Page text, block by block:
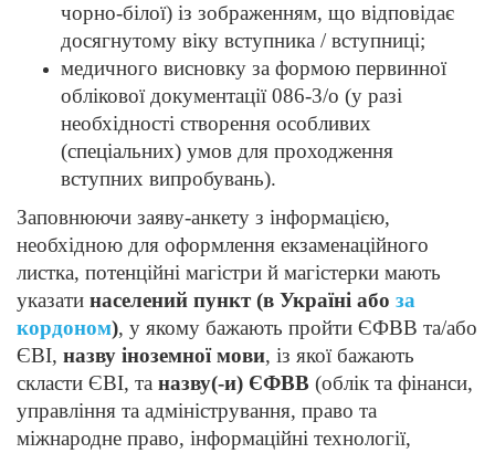
чорно-білої) із зображенням, що відповідає
досягнутому віку вступника / вступниці;
медичного висновку за формою первинної
облікової документації 086-3/о (у разі
необхідності створення особливих
(спеціальних) умов для проходження
вступних випробувань).
Заповнюючи заяву-анкету з інформацією,
необхідною для оформлення екзаменаційного
листка, потенційні магістри й магістерки мають
указати населений пункт (в Україні або за
кордоном), у якому бажають пройти ЄФВВ та/або
ЄВІ, назву іноземної мови, із якої бажають
скласти ЄВІ, та назву(-и) ЄФВВ (облік та фінанси,
управління та адміністрування, право та
міжнародне право, інформаційні технології,